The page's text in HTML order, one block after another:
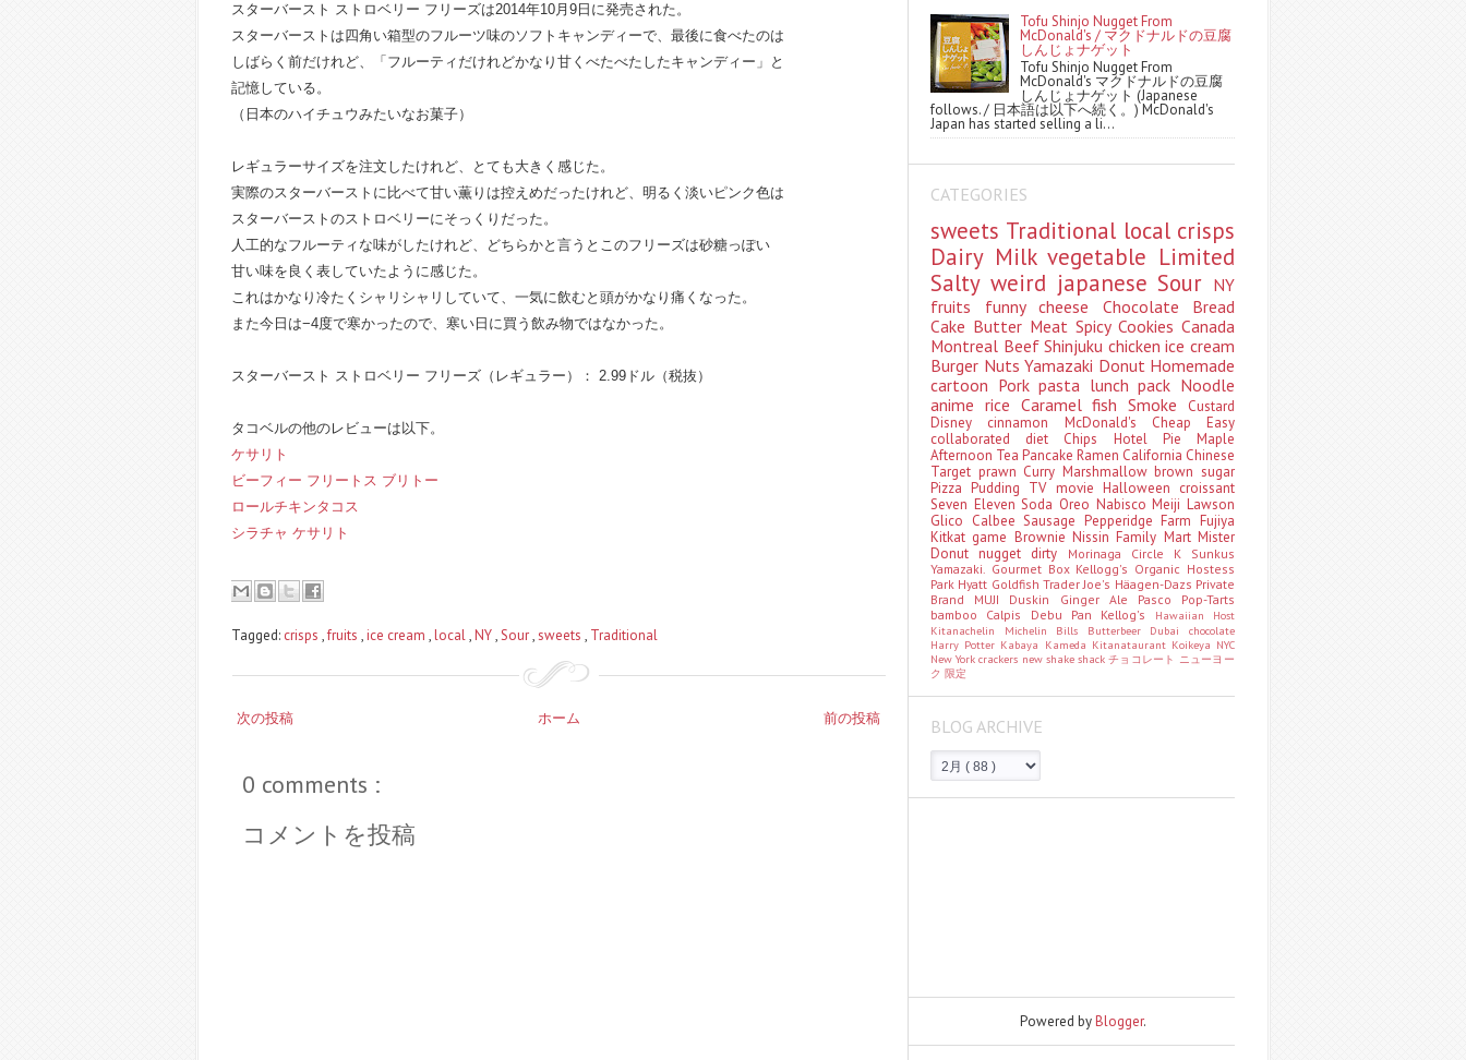
スターバースト ストロベリー フリーズは2014年10月9日に発売された。
スターバーストは四角い箱型のフルーツ味のソフトキャンディーで、最後に食べたのは
しばらく前だけれど、「フルーティだけれどかなり甘くべたべたしたキャンディー」と
記憶している。
（日本のハイチュウみたいなお菓子）
レギュラーサイズを注文したけれど、とても大きく感じた。
実際のスターバーストに比べて甘い薫りは控えめだったけれど、明るく淡いピンク色は
スターバーストのストロベリーにそっくりだった。
人工的なフルーティな味がしたけれど、どちらかと言うとこのフリーズは砂糖っぽい
甘い味を良く表していたように感じた。
これはかなり冷たくシャリシャリしていて、一気に飲むと頭がかなり痛くなった。
また今日は−4度で寒かったので、寒い日に買う飲み物ではなかった。
スターバースト ストロベリー フリーズ（レギュラー）： 2.99ドル（税抜）
タコベルの他のレビューは以下。
ケサリト
ビーフィー フリートス ブリトー
ロールチキンタコス
シラチャ ケサリト
Tagged: crisps ,fruits ,ice cream ,local,NY,Sour,sweets , Traditional
次の投稿 前の投稿
ホーム
0 comments :
コメントを投稿
Tofu Shinjo Nugget From
McDonald's / マクドナルドの豆腐
しんじょナゲット
Tofu Shinjo Nugget From
McDonald's マクドナルドの豆腐
しんじょナゲット (Japanese
follows. / 日本語は以下へ続く。) McDonald's
Japan has started selling a li...
CATEGORIES
sweets Traditional local crisps
Dairy Milkvegetable Limited
Salty weird japanese Sour NY
fruits funny cheese Chocolate Bread
Cake Butter Meat Spicy Cookies Canada
Montreal BeefShinjuku chickenice cream
Burger Nuts Yamazaki Donut Homemade
cartoon Porkpasta lunch pack Noodle
anime rice CaramelfishSmoke
Custard
Disney cinnamon McDonald's Cheap Easy
collaborated diet Chips Hotel PieMaple
Afternoon Tea Pancake Ramen California Chinese
Target prawn Curry Marshmallowbrown sugar
PizzaPudding TV movie Halloween croissant
Seven ElevenSoda Oreo NabiscoMeijiLawson
Glico CalbeeSausage Pepperidge FarmFujiya
Kitkat game BrownieNissinFamily MartMister
Donutnugget dirty Morinaga Circle K Sunkus
Yamazaki. Gourmet Box Kellogg's Organic Hostess
Park Hyatt GoldfishTrader Joe's Häagen-Dazs Private
Brand MUJI Duskin Ginger Ale Pasco Pop-Tarts
bamboo Calpis Debu Pan Kellog's
Hawaiian Host
Kitanachelin Michelin Bills Butterbeer Dubai chocolate
Harry Potter Kabaya Kameda Kitanataurant Koikeya NYC
New Yorkcrackers new shake shackチョコレート ニューヨー
ク 限定
BLOG ARCHIVE
Powered byBlogger.